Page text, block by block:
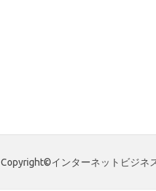
Copyright©インターネットビジネ